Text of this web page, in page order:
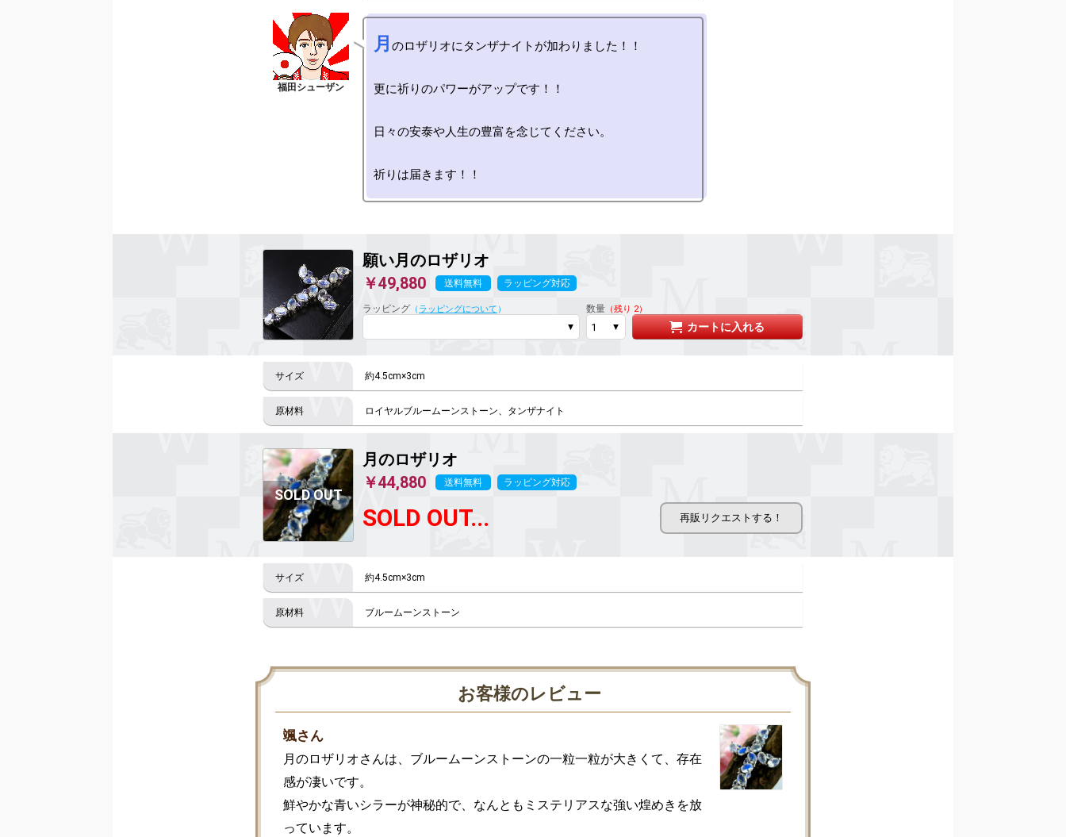
月 のロザリオにタンザナイトが加わりました！！
更に祈りのパワーがアップです！！
日々の安泰や人生の豊富を念じてください。
願い月のロザリオ
￥49,880
送料無料 ラッピング対応
ラッピング （ ラッピングについて ） 数量（残り 2）
カートに入れる
約4.5cm×3cm
ロイヤルブルームーンストーン、タンザナイト
月のロザリオ
￥44,880
送料無料 ラッピング対応
SOLD OUT...
約4.5cm×3cm
ブルームーンストーン
お客様のレビュー
颯さん
月のロザリオさんは、ブルームーンストーンの一粒一粒が大きくて、存在
感が凄いです。
鮮やかな青いシラーが神秘的で、なんともミステリアスな強い煌めきを放
っています。